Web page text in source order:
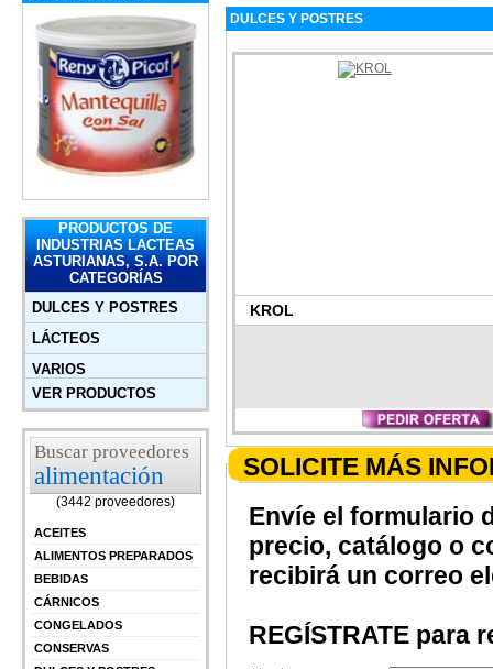
PRODUCTOS DE
INDUSTRIAS LACTEAS
ASTURIANAS, S.A. POR
CATEGORÍAS
DULCES Y POSTRES
LÁCTEOS
VARIOS
VER PRODUCTOS
Buscar proveedores
alimentación
(3442 proveedores)
ACEITES
ALIMENTOS PREPARADOS
BEBIDAS
CÁRNICOS
CONGELADOS
CONSERVAS
DULCES Y POSTRES
KROL
SOLICITE MÁS
Envíe el formulario
precio, catálogo o
recibirá un correo
REGÍSTRATE para